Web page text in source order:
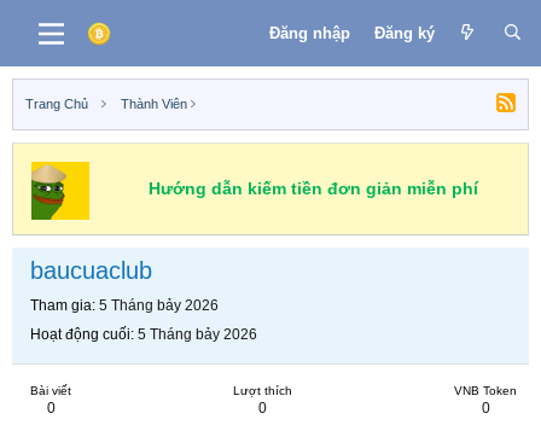
Đăng nhập Đăng ký
Trang Chủ Thành Viên
Hướng dẫn kiếm tiền đơn giản miễn phí
baucuaclub
Tham gia 5 Tháng bảy 2026
Hoạt động cuối 5 Tháng bảy 2026
Bài viết
0
Lượt thích
0
VNB Token
0